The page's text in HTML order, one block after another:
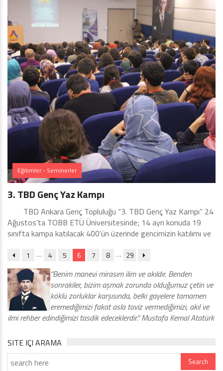
Eğitimler - Seminerler
3. TBD Genç Yaz Kampı
TBD Ankara Genç Topluluğu “3. TBD Genç Yaz Kampı” 24
Ağustos’ta TOBB ETÜ Üniversitesinde; 14 ayrı konuda 19
sınıfta kampa katılacak 400’ün üzerinde gencimizin katılımı ve
1 … 4 5 6 7 8 … 29
“Benim manevi mirasım ilim ve akıldır. Benden
sonrakiler, bizim aşmak zorunda olduğumuz çetin ve
köklü zorluklar karşısında, belki gayelere tamamen
eremediğimizi fakat asla taviz vermediğimizi, akıl ve
ilmi rehber edindiğimizi tasdik edeceklerdir.” Mustafa Kemal Atatürk
SITE IÇI ARAMA